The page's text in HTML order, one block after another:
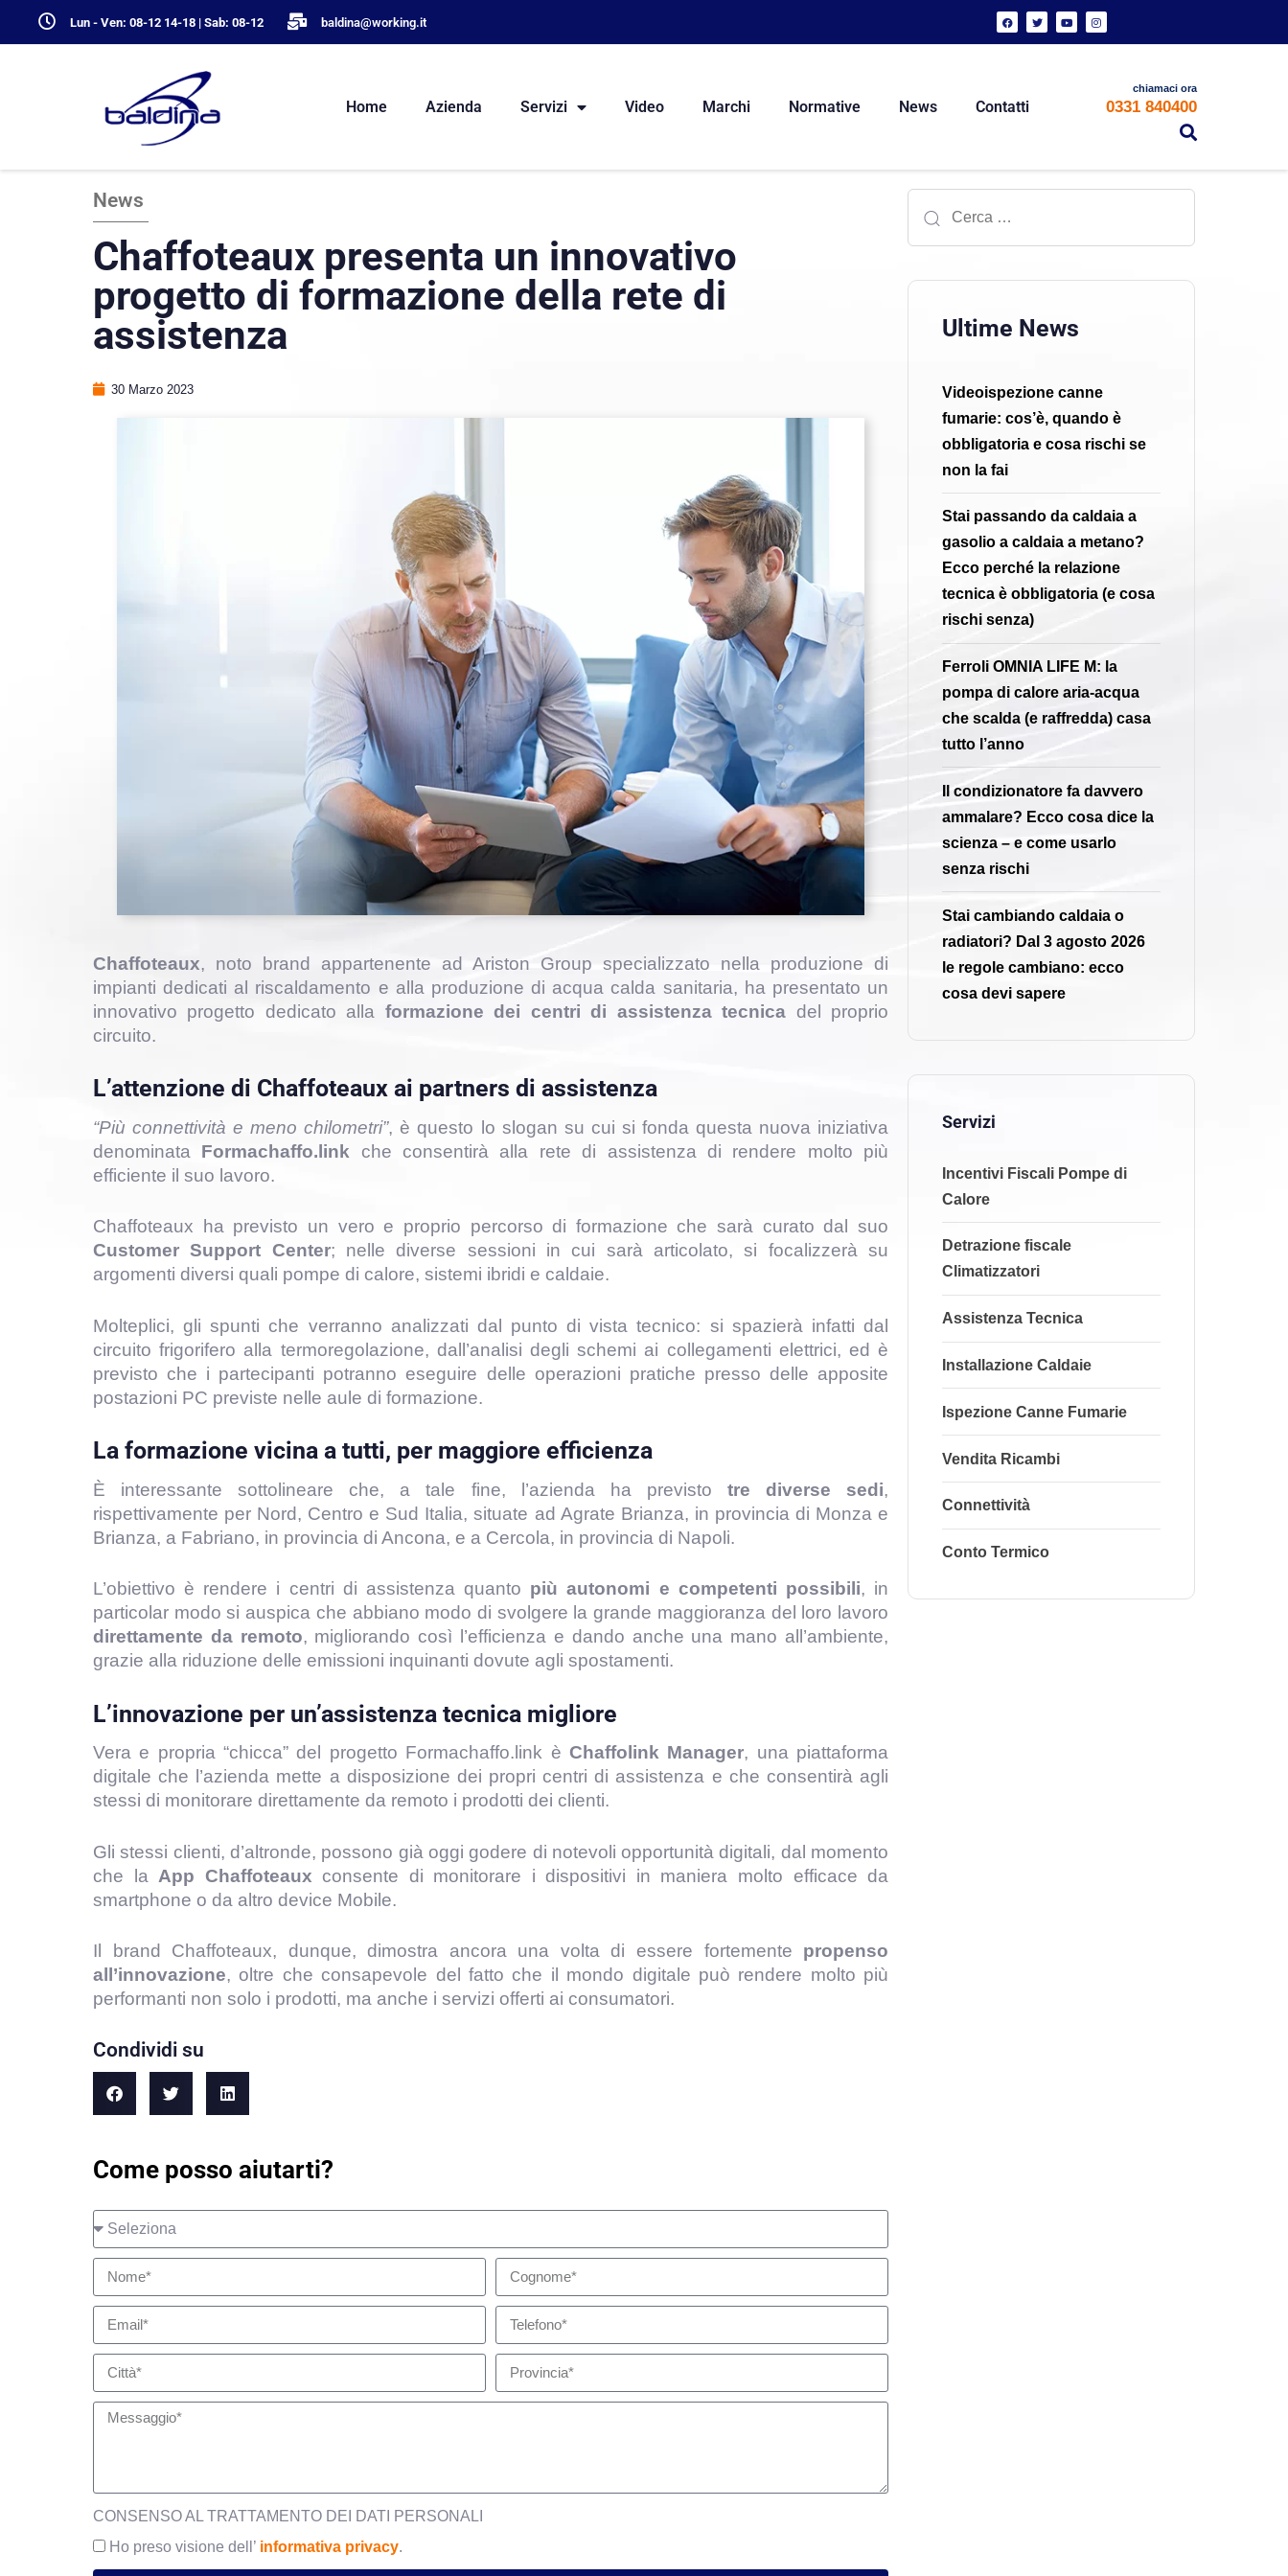
Lun - Ven: 08-12 14-18 | Sab: 08-12 baldina@working.it
Home Azienda Servizi Video Marchi Normative News Contatti
chiamaci ora
0331 840400
News
Chaffoteaux presenta un innovativo
progetto di formazione della rete di
assistenza
30 Marzo 2023
Chaffoteaux, noto brand appartenente ad Ariston Group specializzato nella produzione di
impianti dedicati al riscaldamento e alla produzione di acqua calda sanitaria, ha presentato un
innovativo progetto dedicato alla formazione dei centri di assistenza tecnica del proprio
circuito.
L’attenzione di Chaffoteaux ai partners di assistenza
“Più connettività e meno chilometri”, è questo lo slogan su cui si fonda questa nuova iniziativa
denominata Formachaffo.link che consentirà alla rete di assistenza di rendere molto più
efficiente il suo lavoro.
Chaffoteaux ha previsto un vero e proprio percorso di formazione che sarà curato dal suo
Customer Support Center; nelle diverse sessioni in cui sarà articolato, si focalizzerà su
argomenti diversi quali pompe di calore, sistemi ibridi e caldaie.
Molteplici, gli spunti che verranno analizzati dal punto di vista tecnico: si spazierà infatti dal
circuito frigorifero alla termoregolazione, dall’analisi degli schemi ai collegamenti elettrici, ed è
previsto che i partecipanti potranno eseguire delle operazioni pratiche presso delle apposite
postazioni PC previste nelle aule di formazione.
La formazione vicina a tutti, per maggiore efficienza
È interessante sottolineare che, a tale fine, l’azienda ha previsto tre diverse sedi,
rispettivamente per Nord, Centro e Sud Italia, situate ad Agrate Brianza, in provincia di Monza e
Brianza, a Fabriano, in provincia di Ancona, e a Cercola, in provincia di Napoli.
L’obiettivo è rendere i centri di assistenza quanto più autonomi e competenti possibili, in
particolar modo si auspica che abbiano modo di svolgere la grande maggioranza del loro lavoro
direttamente da remoto, migliorando così l’efficienza e dando anche una mano all’ambiente,
grazie alla riduzione delle emissioni inquinanti dovute agli spostamenti.
L’innovazione per un’assistenza tecnica migliore
Vera e propria “chicca” del progetto Formachaffo.link è Chaffolink Manager, una piattaforma
digitale che l’azienda mette a disposizione dei propri centri di assistenza e che consentirà agli
stessi di monitorare direttamente da remoto i prodotti dei clienti.
Gli stessi clienti, d’altronde, possono già oggi godere di notevoli opportunità digitali, dal momento
che la App Chaffoteaux consente di monitorare i dispositivi in maniera molto efficace da
smartphone o da altro device Mobile.
Il brand Chaffoteaux, dunque, dimostra ancora una volta di essere fortemente propenso
all’innovazione, oltre che consapevole del fatto che il mondo digitale può rendere molto più
performanti non solo i prodotti, ma anche i servizi offerti ai consumatori.
Condividi su
Come posso aiutarti?
CONSENSO AL TRATTAMENTO DEI DATI PERSONALI
Ho preso visione dell’ informativa privacy.
Ultime News
Videoispezione canne
fumarie: cos’è, quando è
obbligatoria e cosa rischi se
non la fai
Stai passando da caldaia a
gasolio a caldaia a metano?
Ecco perché la relazione
tecnica è obbligatoria (e cosa
rischi senza)
Ferroli OMNIA LIFE M: la
pompa di calore aria-acqua
che scalda (e raffredda) casa
tutto l’anno
Il condizionatore fa davvero
ammalare? Ecco cosa dice la
scienza – e come usarlo
senza rischi
Stai cambiando caldaia o
radiatori? Dal 3 agosto 2026
le regole cambiano: ecco
cosa devi sapere
Servizi
Incentivi Fiscali Pompe di
Calore
Detrazione fiscale
Climatizzatori
Assistenza Tecnica
Installazione Caldaie
Ispezione Canne Fumarie
Vendita Ricambi
Connettività
Conto Termico